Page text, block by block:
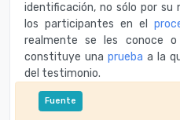
identificación, no sólo por su
los participantes en el
realmente se les conoce
constituye una prueba a la
del testimonio.
Fuente